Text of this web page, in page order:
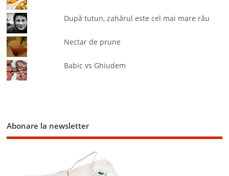
După tutun, zahărul este cel mai mare rău
Nectar de prune
Babic vs Ghiudem
Abonare la newsletter